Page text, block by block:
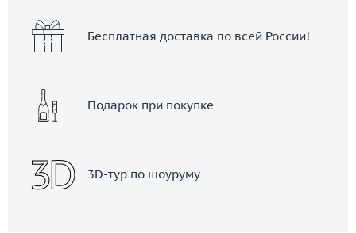
Бесплатная доставка по всей России!
Подарок при покупке
3D-тур по шоуруму